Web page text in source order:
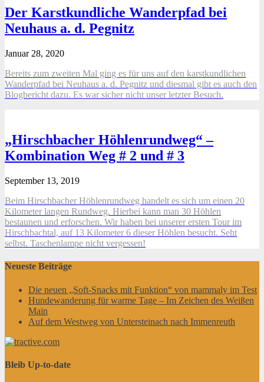
Der Karstkundliche Wanderpfad bei
Neuhaus a. d. Pegnitz
Januar 28, 2020
Bereits zum zweiten Mal ging es für uns auf den karstkundlichen
Wanderpfad bei Neuhaus a. d. Pegnitz und diesmal gibt es auch den
Blogbericht dazu. Es war sicher nicht unser letzter Besuch.
„Hirschbacher Höhlenrundweg“ –
Kombination Weg # 2 und # 3
September 13, 2019
Beim Hirschbacher Höhlenrundweg handelt es sich um einen 20
Kilometer langen Rundweg. Hierbei kann man 30 Höhlen
bestaunen und erforschen. Wir haben bei unserer ersten Tour im
Hirschbachtal, auf 13 Kilometer 6 dieser Höhlen besucht. Seht
selbst. Taschenlampe nicht vergessen!
Neueste Beiträge
Die neuen „Soft-Snacks mit Funktion“ von mammaly im Test
Hundewanderung für warme Tage – Im Zeichen des Weißen
Main
Auf dem Westweg von Untersteinach nach Immenreuth
Bleib Up-to-date